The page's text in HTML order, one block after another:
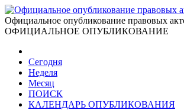
Официальное опубликование правовых
ОФИЦИАЛЬНОЕ ОПУБЛИКОВАНИЕ
Сегодня
Неделя
Месяц
ПОИСК
КАЛЕНДАРЬ ОПУБЛИКОВАНИЯ